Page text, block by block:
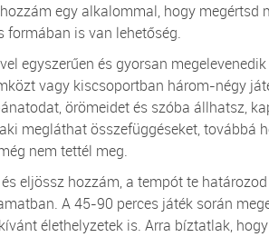
egy alkalommal, hogy megértsd
formában is van lehetőség.
egyszerűen és gyorsan
vagy kiscsoportban három-négy
örömeidet és szóba állhatsz,
megláthat összefüggéseket, továbbá
nem tettél meg.
eljössz hozzám, a tempót te
A 45-90 perces játék során
élethelyzetek is. Arra bíztatlak,